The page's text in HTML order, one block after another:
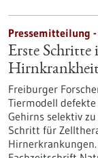
Pressemitteilung -
Erste
Freiburger
Tiermodell
Gehirns selektiv
Schritt für